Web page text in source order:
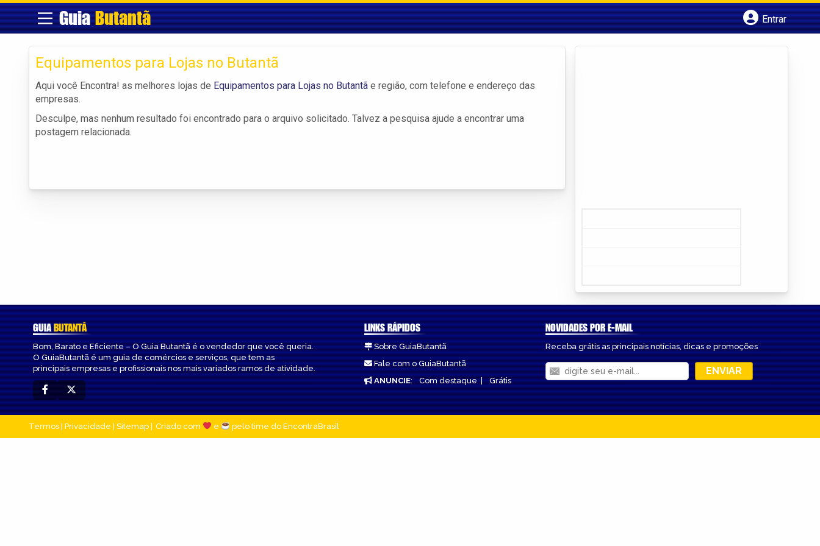
GuiaButantã
Entrar
Equipamentos para Lojas no Butantã
Aqui você Encontra! as melhores lojas de Equipamentos para Lojas no Butantã e região, com telefone e endereço das
empresas.
Desculpe, mas nenhum resultado foi encontrado para o arquivo solicitado. Talvez a pesquisa ajude a encontrar uma
postagem relacionada.
GUIABUTANTÃ
Bom, Barato e Eficiente – O Guia Butantã é o vendedor que você queria.
O GuiaButantã é um guia de comércios e serviços, que tem as
principais empresas e profissionais nos mais variados ramos de atividade.
LINKS RÁPIDOS
Sobre GuiaButantã
Fale com o GuiaButantã
ANUNCIE: Com destaque| Grátis
NOVIDADES POR E-MAIL
Receba grátis as principais notícias, dicas e promoções
Termos | Privacidade | Sitemap Criado com e pelo time do EncontraBrasil